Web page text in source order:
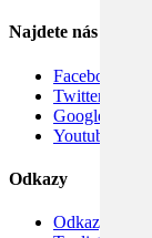
Najdete nás
Facebook
Twitter
Google
Youtube
Odkazy
Odkazy